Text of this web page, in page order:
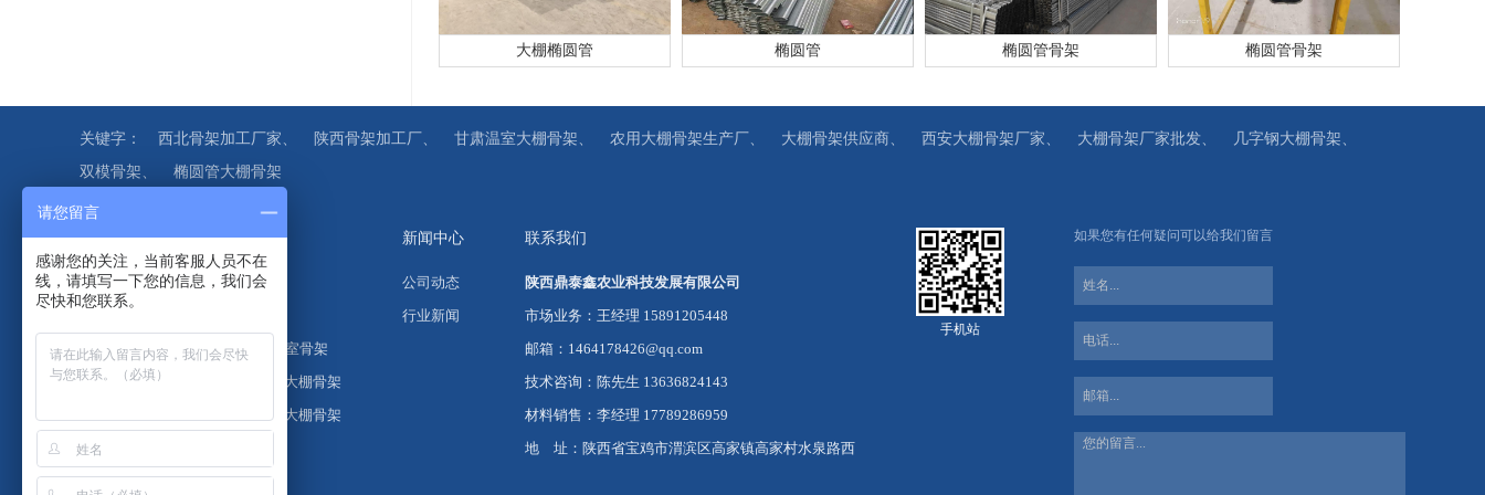
大棚椭圆管 椭圆管 椭圆管骨架 椭圆管骨架
关键字： 西北骨架加工厂家、 陕西骨架加工厂、 甘肃温室大棚骨架、 农用大棚骨架生产厂、 大棚骨架供应商、 西安大棚骨架厂家、 大棚骨架厂家批发、
几字钢大棚骨架、
双模骨架、
椭圆管大棚骨架
关于我们
公司简介
业务介绍
工厂实景图
产品中心
温室配件
100c双模温室骨架
几字钢温室大棚骨架
椭圆管温室大棚骨架
新闻中心
公司动态
行业新闻
联系我们
陕西鼎泰鑫农业科技发展有限公司
市场业务：王经理 15891205448
邮箱：1464178426@qq.com
技术咨询：陈先生 13636824143
材料销售：李经理 17789286959
地 址：陕西省宝鸡市渭滨区高家镇高家村水泉路西
手机站
如果您有任何疑问可以给我们留言
请您留言
感谢您的关注，当前客服人员不在
线，请填写一下您的信息，我们会
尽快和您联系。